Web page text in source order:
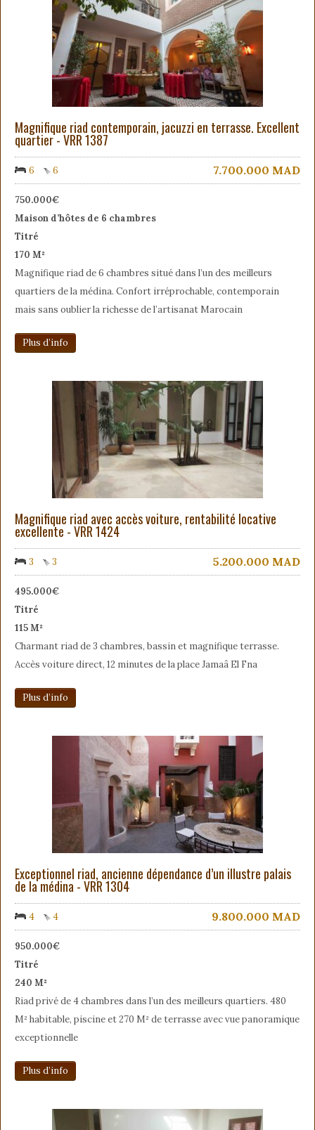
Magnifique riad contemporain, jacuzzi en terrasse. Excellent
quartier - VRR 1387
6 6 7.700.000 MAD
750.000€
Maison d’hôtes de 6 chambres
Titré
170 M²
Magnifique riad de 6 chambres situé dans l’un des meilleurs
quartiers de la médina. Confort irréprochable, contemporain
mais sans oublier la richesse de l’artisanat Marocain
Plus d’info
Magnifique riad avec accès voiture, rentabilité locative
excellente - VRR 1424
3 3 5.200.000 MAD
495.000€
Titré
115 M²
Charmant riad de 3 chambres, bassin et magnifique terrasse.
Accès voiture direct, 12 minutes de la place Jamaâ El Fna
Plus d’info
Exceptionnel riad, ancienne dépendance d’un illustre palais
de la médina - VRR 1304
4 4 9.800.000 MAD
950.000€
Titré
240 M²
Riad privé de 4 chambres dans l’un des meilleurs quartiers. 480
M² habitable, piscine et 270 M² de terrasse avec vue panoramique
exceptionnelle
Plus d’info